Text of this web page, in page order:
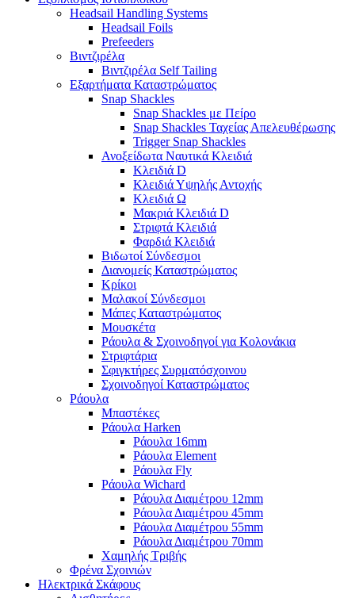
Headsail Handling Systems
Headsail Foils
Prefeeders
Βιντζιρέλα
Βιντζιρέλα Self Tailing
Εξαρτήματα Καταστρώματος
Snap Shackles
Snap Shackles με Πείρο
Snap Shackles Ταχείας Απελευθέρωσης
Trigger Snap Shackles
Ανοξείδωτα Ναυτικά Κλειδιά
Κλειδιά D
Κλειδιά Υψηλής Αντοχής
Κλειδιά Ω
Μακριά Κλειδιά D
Στριφτά Κλειδιά
Φαρδιά Κλειδιά
Βιδωτοί Σύνδεσμοι
Διανομείς Καταστρώματος
Κρίκοι
Μαλακοί Σύνδεσμοι
Μάπες Καταστρώματος
Μουσκέτα
Ράουλα & Σχοινοδηγοί για Κολονάκια
Στριφτάρια
Σφιγκτήρες Συρματόσχοινου
Σχοινοδηγοί Καταστρώματος
Ράουλα
Μπαστέκες
Ράουλα Harken
Ράουλα 16mm
Ράουλα Element
Ράουλα Fly
Ράουλα Wichard
Ράουλα Διαμέτρου 12mm
Ράουλα Διαμέτρου 45mm
Ράουλα Διαμέτρου 55mm
Ράουλα Διαμέτρου 70mm
Χαμηλής Τριβής
Φρένα Σχοινιών
Ηλεκτρικά Σκάφους